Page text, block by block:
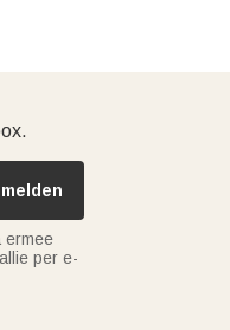
ermee
per e-